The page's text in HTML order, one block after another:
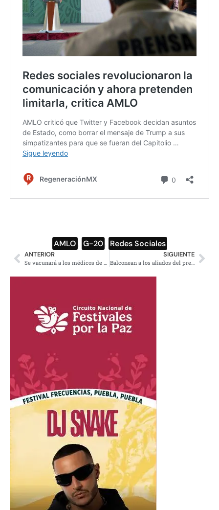
AMLO G-20 Redes Sociales
ANTERIOR
Se vacunará a los médicos de hospitales privados
SIGUIENTE
Balconean a los aliados del presidente del IFE en 2006, Luis Carlos Ugalde